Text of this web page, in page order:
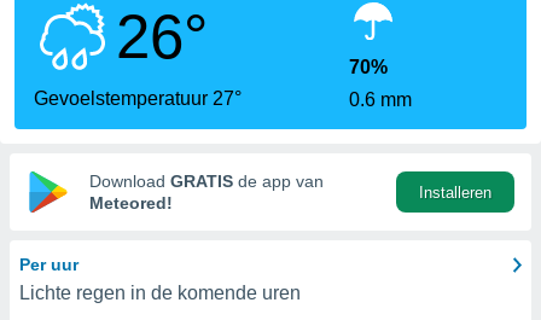
verstrekte
hoge
hebt de
voor
op basis
26°
Gevoelstemperatuur 27°
70%
0.6 mm
Download GRATIS de app van
Meteored!
Installeren
Per uur
Lichte regen in de komende uren